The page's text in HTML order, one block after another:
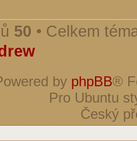
50 • Celkem
by phpBB®
Pro Ubuntu
Český